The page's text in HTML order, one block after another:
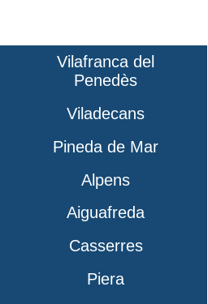
Vilafranca del
Penedès
Viladecans
Pineda de Mar
Alpens
Aiguafreda
Casserres
Piera